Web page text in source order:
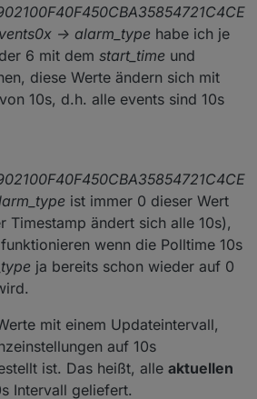
-> alarm_type habe ich je
6 mit dem start_time und
diese Werte ändern sich mit
10s, d.h. alle events sind 10s
ist immer 0 dieser Wert
Timestamp ändert sich alle 10s),
wenn die Polltime 10s
ja bereits schon wieder auf 0
mit einem Updateintervall,
auf 10s
ist. Das heißt, alle aktuellen
Intervall geliefert.